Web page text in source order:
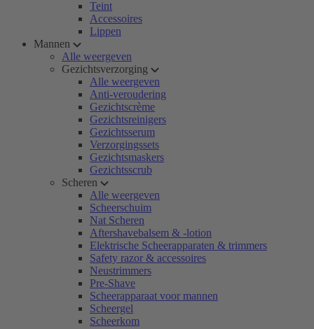
Teint
Accessoires
Lippen
Mannen
Alle weergeven
Gezichtsverzorging
Alle weergeven
Anti-veroudering
Gezichtscrème
Gezichtsreinigers
Gezichtsserum
Verzorgingssets
Gezichtsmaskers
Gezichtsscrub
Scheren
Alle weergeven
Scheerschuim
Nat Scheren
Aftershavebalsem & -lotion
Elektrische Scheerapparaten & trimmers
Safety razor & accessoires
Neustrimmers
Pre-Shave
Scheerapparaat voor mannen
Scheergel
Scheerkom